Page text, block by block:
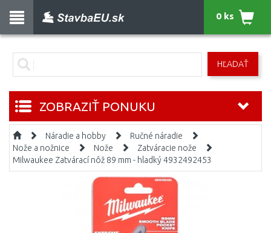
HĽADAŤ
0 ks
ZOBRAZIŤ PONUKU
Náradie a hobby
Ručné náradie
Nože a nožnice
Nože
Zatváracie nože
Milwaukee Zatvárací nôž 89 mm - hladký 4932492453